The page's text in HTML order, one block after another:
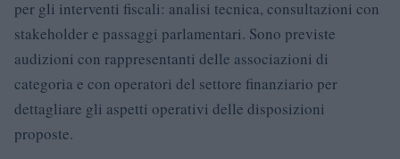
per gli interventi fiscali: analisi tecnica, consultazioni con
stakeholder e passaggi parlamentari. Sono previste
audizioni con rappresentanti delle associazioni di
categoria e con operatori del settore finanziario per
dettagliare gli aspetti operativi delle disposizioni
proposte.